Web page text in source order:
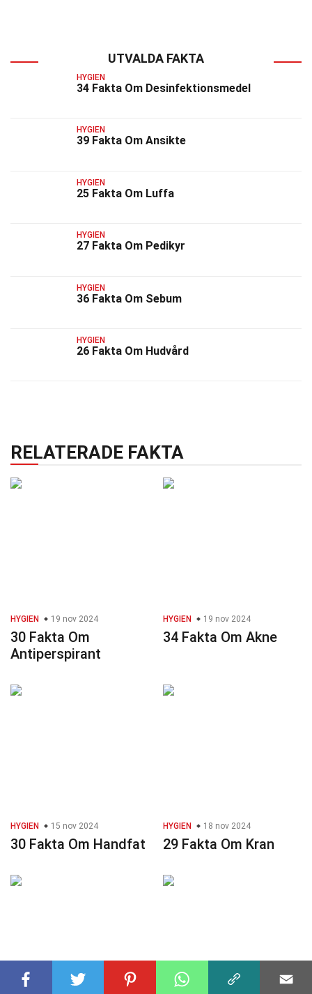
UTVALDA FAKTA
HYGIEN
34 Fakta Om Desinfektionsmedel
HYGIEN
39 Fakta Om Ansikte
HYGIEN
25 Fakta Om Luffa
HYGIEN
27 Fakta Om Pedikyr
HYGIEN
36 Fakta Om Sebum
HYGIEN
26 Fakta Om Hudvård
RELATERADE FAKTA
HYGIEN 19 nov 2024
30 Fakta Om
Antiperspirant
HYGIEN 19 nov 2024
34 Fakta Om Akne
HYGIEN 15 nov 2024
30 Fakta Om Handfat
HYGIEN 18 nov 2024
29 Fakta Om Kran